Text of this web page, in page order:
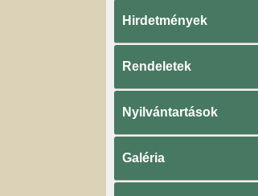
Hirdetmények
Rendeletek
Nyilvántartások
Galéria